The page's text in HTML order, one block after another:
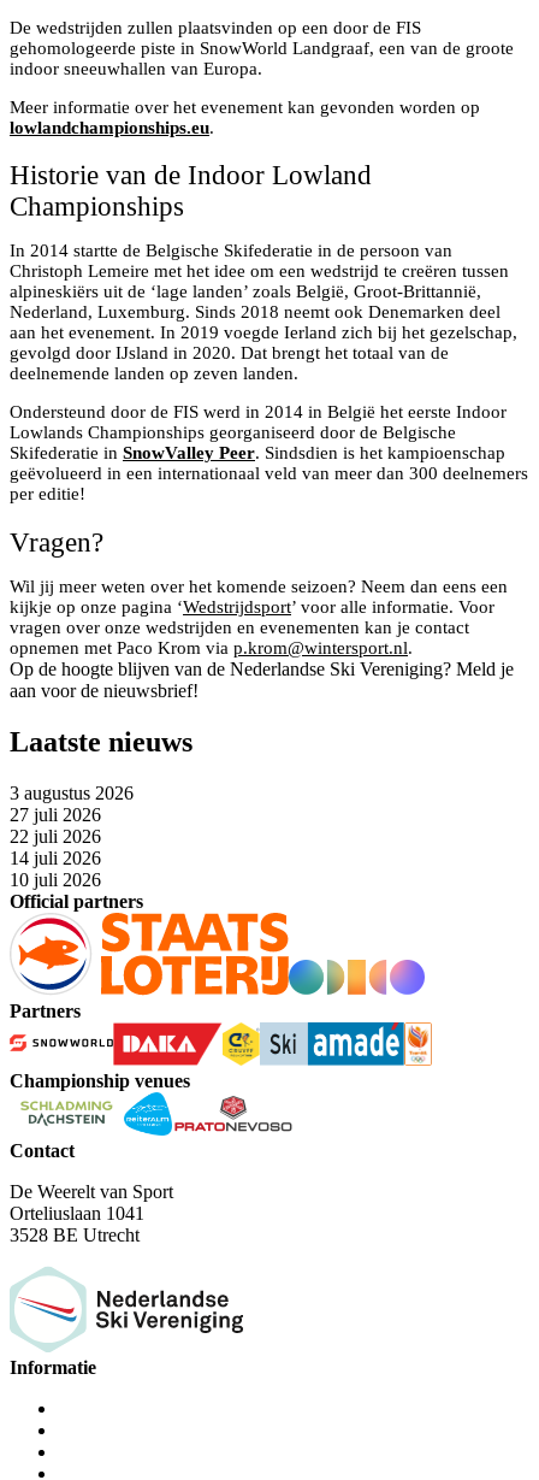
De wedstrijden zullen plaatsvinden op een door de FIS
gehomologeerde piste in SnowWorld Landgraaf, een van de groote
indoor sneeuwhallen van Europa.
Meer informatie over het evenement kan gevonden worden op
lowlandchampionships.eu.
Historie van de Indoor Lowland
Championships
In 2014 startte de Belgische Skifederatie in de persoon van
Christoph Lemeire met het idee om een wedstrijd te creëren tussen
alpineskiërs uit de ‘lage landen’ zoals België, Groot-Brittannië,
Nederland, Luxemburg. Sinds 2018 neemt ook Denemarken deel
aan het evenement. In 2019 voegde Ierland zich bij het gezelschap,
gevolgd door IJsland in 2020. Dat brengt het totaal van de
deelnemende landen op zeven landen.
Ondersteund door de FIS werd in 2014 in België het eerste Indoor
Lowlands Championships georganiseerd door de Belgische
Skifederatie in SnowValley Peer. Sindsdien is het kampioenschap
geëvolueerd in een internationaal veld van meer dan 300 deelnemers
per editie!
Vragen?
Wil jij meer weten over het komende seizoen? Neem dan eens een
kijkje op onze pagina ‘Wedstrijdsport’ voor alle informatie. Voor
vragen over onze wedstrijden en evenementen kan je contact
opnemen met Paco Krom via p.krom@wintersport.nl.
Op de hoogte blijven van de Nederlandse Ski Vereniging? Meld je
aan voor de nieuwsbrief!
Laatste nieuws
3 augustus 2026
27 juli 2026
22 juli 2026
14 juli 2026
10 juli 2026
Official partners
Partners
Championship venues
Contact
De Weerelt van Sport
Orteliuslaan 1041
3528 BE Utrecht
Informatie